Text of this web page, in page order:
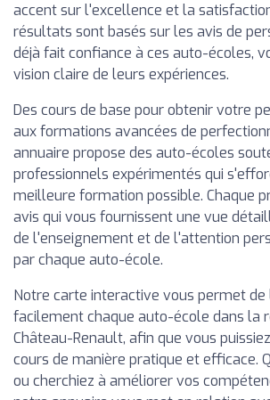
accent sur l'excellence et la
résultats sont basés sur les avis de
déjà fait confiance à ces auto-écoles,
vision claire de leurs expériences.
Des cours de base pour obtenir votre
aux formations avancées de
annuaire propose des auto-écoles
professionnels expérimentés qui
meilleure formation possible. Chaque
avis qui vous fournissent une vue
de l'enseignement et de l'attention
par chaque auto-école.
Notre carte interactive vous permet
facilement chaque auto-école dans la
Château-Renault, afin que vous
cours de manière pratique et efficace.
ou cherchiez à améliorer vos